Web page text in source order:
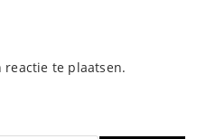
reactie te plaatsen.